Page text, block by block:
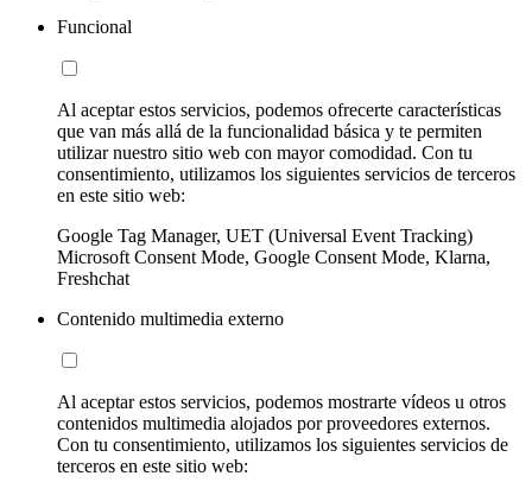
Funcional
Al aceptar estos servicios, podemos ofrecerte características
que van más allá de la funcionalidad básica y te permiten
utilizar nuestro sitio web con mayor comodidad. Con tu
consentimiento, utilizamos los siguientes servicios de terceros
en este sitio web:
Google Tag Manager, UET (Universal Event Tracking)
Microsoft Consent Mode, Google Consent Mode, Klarna,
Freshchat
Contenido multimedia externo
Al aceptar estos servicios, podemos mostrarte vídeos u otros
contenidos multimedia alojados por proveedores externos.
Con tu consentimiento, utilizamos los siguientes servicios de
terceros en este sitio web: